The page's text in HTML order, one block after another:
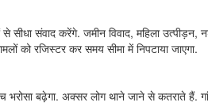
सीधा संवाद करेंगे. जमीन विवाद, महिला
को रजिस्टर कर समय सीमा में निपटाया जाएगा.
बढ़ेगा. अक्सर लोग थाने जाने से कतराते